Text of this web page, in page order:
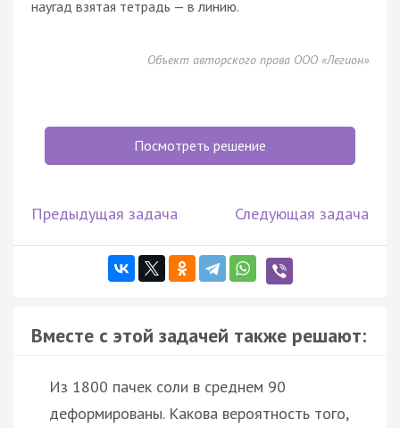
наугад взятая тетрадь — в линию.
Объект авторского права ООО «Легион»
Посмотреть решение
Предыдущая задача Следующая задача
Вместе с этой задачей также решают:
Из 1800 пачек соли в среднем 90
деформированы. Какова вероятность того,